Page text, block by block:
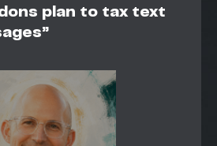
plan to tax text